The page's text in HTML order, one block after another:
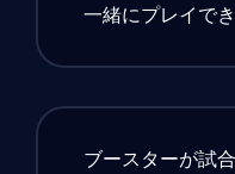
一緒にプレイで
ブースターが試